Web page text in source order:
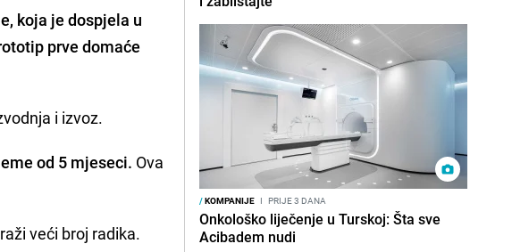
koja je dospjela u
prve domaće
i izvoz.
od 5 mjeseci. Ova
veći broj radika.
/KOMPANIJE I PRIJE 3 DANA
Onkološko liječenje u Turskoj: Šta sve
Acibadem nudi